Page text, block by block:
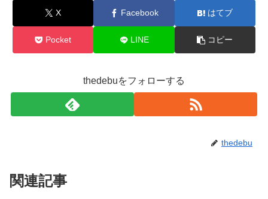
X Facebook はてブ
Pocket LINE コピー
thedebuをフォローする
thedebu
関連記事